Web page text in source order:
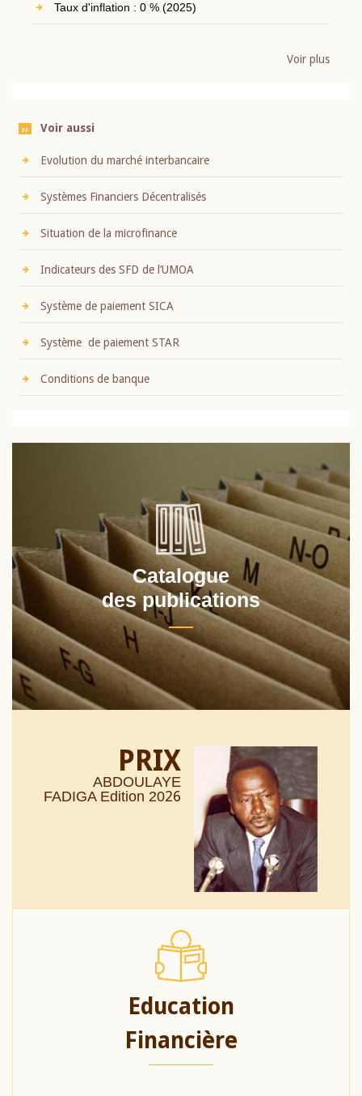
Taux d'inflation : 0 % (2025)
Voir plus
Voir aussi
Evolution du marché interbancaire
Systèmes Financiers Décentralisés
Situation de la microfinance
Indicateurs des SFD de l’UMOA
Système de paiement SICA
Système de paiement STAR
Conditions de banque
Catalogue
des publications
PRIX
ABDOULAYE
FADIGA Edition 2026
Education
Financière